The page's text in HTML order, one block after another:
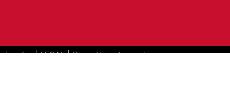
LEGAL Paramètres des cookies